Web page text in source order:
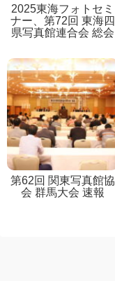
2025東海フォトセミ
ナー、第72回 東海四
県写真館連合会 総会
第62回 関東写真館協
会 群馬大会 速報